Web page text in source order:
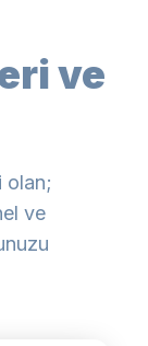
ve
olan;
ve